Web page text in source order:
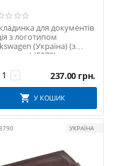
для документів
з логотипом
(Україна) (з
(5072)
+ 237.00 грн.
У КОШИК
УКРАЇНА